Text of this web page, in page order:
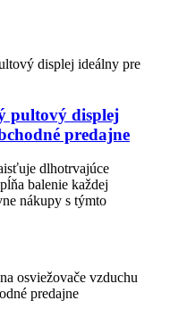
pultový displej
predajne
dlhotrvajúce
balenie každej
nákupy s týmto